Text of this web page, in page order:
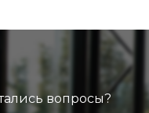
вопросы?